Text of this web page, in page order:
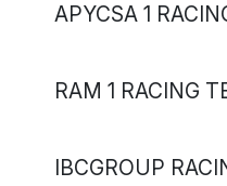
APYCSA 1
RAM 1 RACING
IBCGROUP